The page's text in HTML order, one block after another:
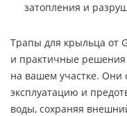
затопления и
Трапы для крыльца от
и практичные решения
на вашем участке. Они
эксплуатацию и
воды, сохраняя